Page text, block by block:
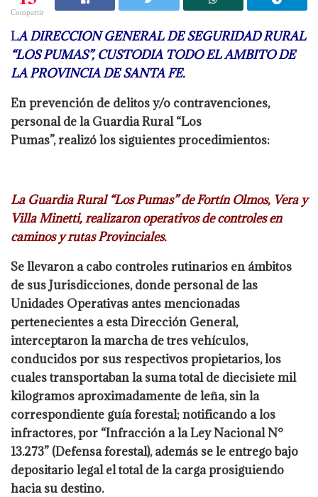
Compartir
LA DIRECCION GENERAL DE SEGURIDAD RURAL
“LOS PUMAS”, CUSTODIA TODO ELAMBITO DE
LA PROVINCIA DE SANTA FE.
En prevención de delitos y/o contravenciones,
personal de la Guardia Rural “Los
Pumas”, realizó los siguientes procedimientos:
La Guardia Rural “Los Pumas” de Fortín Olmos, Vera y
Villa Minetti, realizaronoperativos de controles en
caminos y rutas Provinciales.
Se llevaron a cabo controles rutinarios en ámbitos
de sus Jurisdicciones, donde personalde las
Unidades Operativas antes mencionadas
pertenecientes a esta Dirección General,
interceptaron la marcha de tres vehículos,
conducidos por sus respectivos propietarios,los
cuales transportaban la suma total de diecisiete mil
kilogramos aproximadamente deleña, sin la
correspondiente guía forestal; notificando a los
infractores, por “Infracción ala Ley Nacional N°
13.273” (Defensa forestal), además se le entrego bajo
depositario legalel total de la carga prosiguiendo
hacia su destino.